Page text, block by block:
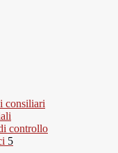
consiliari
controllo
5